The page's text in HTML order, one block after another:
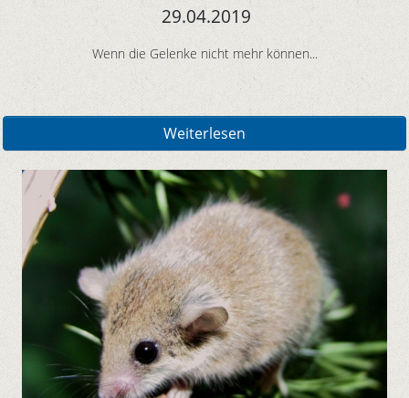
29.04.2019
Wenn die Gelenke nicht mehr können...
Weiterlesen